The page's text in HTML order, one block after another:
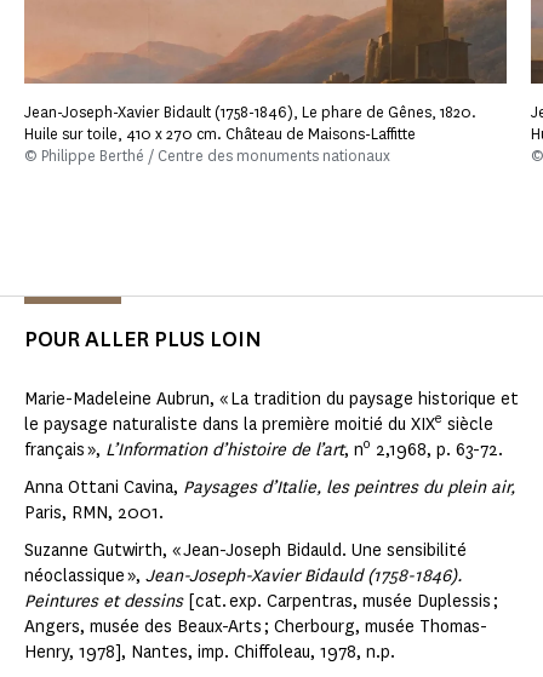
Jean-Joseph-Xavier Bidault (1758-1846), Le phare de Gênes, 1820.
Huile sur toile, 410 x 270 cm. Château de Maisons-Laffitte
© Philippe Berthé / Centre des monuments nationaux
POUR ALLER PLUS LOIN
Marie-Madeleine Aubrun, « La tradition du paysage historique et
le paysage naturaliste dans la première moitié du XIXe siècle
français », L’Information d’histoire de l’art, no 2,1968, p. 63-72.
Anna Ottani Cavina, Paysages d’Italie, les peintres du plein air,
Paris, RMN, 2001.
Suzanne Gutwirth, « Jean-Joseph Bidauld. Une sensibilité
néoclassique », Jean-Joseph-Xavier Bidauld (1758-1846).
Peintures et dessins [cat. exp. Carpentras, musée Duplessis ;
Angers, musée des Beaux-Arts ; Cherbourg, musée Thomas-
Henry, 1978], Nantes, imp. Chiffoleau, 1978, n.p.